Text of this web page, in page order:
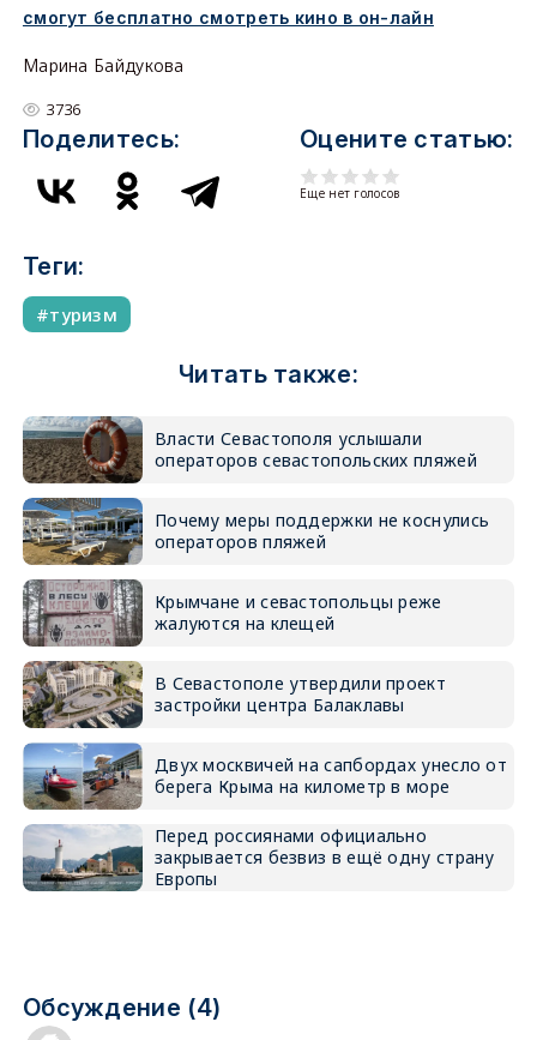
смогут бесплатно смотреть кино в он-лайн
Марина Байдукова
3736
Поделитесь: Оцените статью:
Еще нет голосов
Теги:
туризм
Читать также:
Власти Севастополя услышали
операторов севастопольских пляжей
Почему меры поддержки не коснулись
операторов пляжей
Крымчане и севастопольцы реже
жалуются на клещей
В Севастополе утвердили проект
застройки центра Балаклавы
Двух москвичей на сапбордах унесло от
берега Крыма на километр в море
Перед россиянами официально
закрывается безвиз в ещё одну страну
Европы
Обсуждение (4)